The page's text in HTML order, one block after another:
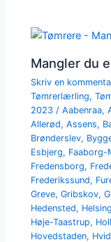
Mangler du
Skriv en
Tømrerlærling,
2023/Aabenraa,
Allerød,Assens,
Brønderslev,
Esbjerg, Faaborg-
Fredensborg,
Frederikssund,
Greve,Gribskov,
Hedensted,
Høje-Taastrup,
Hovedstaden,